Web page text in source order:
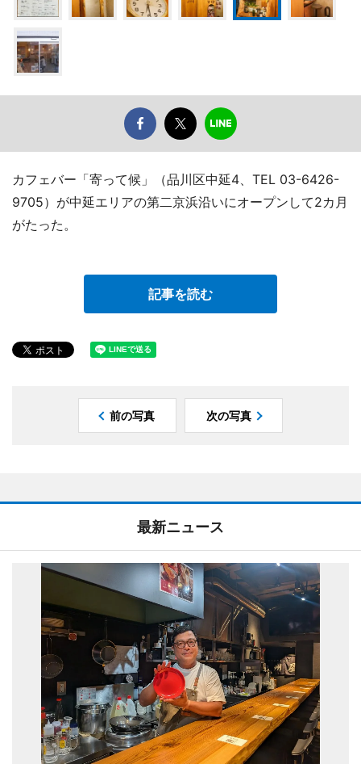
カフェバー「寄って候」（品川区中延4、TEL 03-6426-
9705）が中延エリアの第二京浜沿いにオープンして2カ月
がたった。
記事を読む
前の写真 次の写真
最新ニュース